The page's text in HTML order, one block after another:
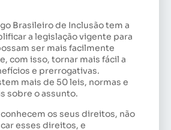
Brasileiro de Inclusão tem a
a legislação vigente para
ser mais facilmente
com isso, tornar mais fácil a
e prerrogativas.
mais de 50 leis, normas e
sobre o assunto.
conhecem os seus direitos, não
esses direitos, e